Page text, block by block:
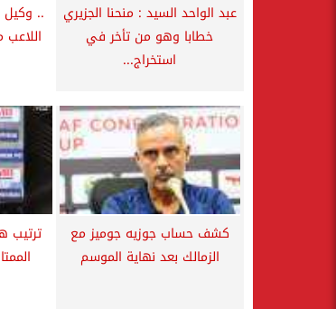
عبد الواحد السيد : منحنا الجزيري
خطابا وهو من تأخر في
استخراج...
..
كشف حساب جوزيه جوميز مع
الزمالك بعد نهاية الموسم
ترتيب